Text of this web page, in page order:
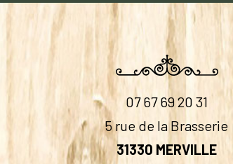
07 67 69 20 31
5 rue de la Brasserie
31330 MERVILLE